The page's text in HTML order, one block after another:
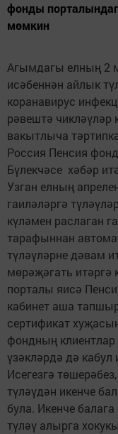
фонды
мөмкин
Агымдагы елның 2
исәбеннән айлык
коранавирус
рәвештә чикләүләр
вакытлыча
Россия Пенсия
Бүлекчәсе хәбәр
Узган елның
гаиләләргә
күләмен раслаган
тарафыннан
түләүләрне дәвам
мөрәҗәгать итәргә
порталы яисә
кабинет аша
сертификат
фондның
үзәкләрдә дә кабул
Исегезгә
түләүдән икенче
була. Икенче
түләү алырга